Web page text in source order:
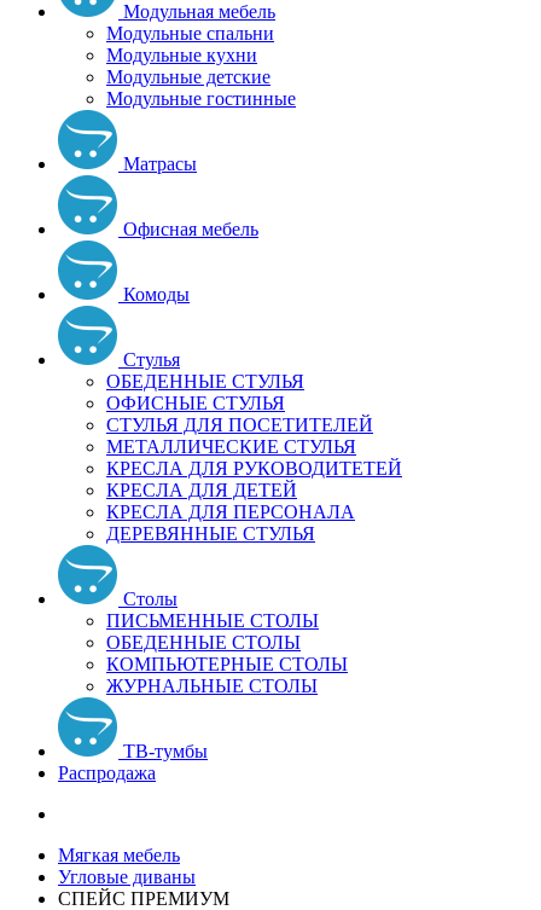
Модульная мебель
Модульные спальни
Модульные кухни
Модульные детские
Модульные гостинные
Матрасы
Офисная мебель
Комоды
Стулья
ОБЕДЕННЫЕ СТУЛЬЯ
ОФИСНЫЕ СТУЛЬЯ
СТУЛЬЯ ДЛЯ ПОСЕТИТЕЛЕЙ
МЕТАЛЛИЧЕСКИЕ СТУЛЬЯ
КРЕСЛА ДЛЯ РУКОВОДИТЕТЕЙ
КРЕСЛА ДЛЯ ДЕТЕЙ
КРЕСЛА ДЛЯ ПЕРСОНАЛА
ДЕРЕВЯННЫЕ СТУЛЬЯ
Столы
ПИСЬМЕННЫЕ СТОЛЫ
ОБЕДЕННЫЕ СТОЛЫ
КОМПЬЮТЕРНЫЕ СТОЛЫ
ЖУРНАЛЬНЫЕ СТОЛЫ
ТВ-тумбы
Распродажа
Мягкая мебель
Угловые диваны
СПЕЙС ПРЕМИУМ